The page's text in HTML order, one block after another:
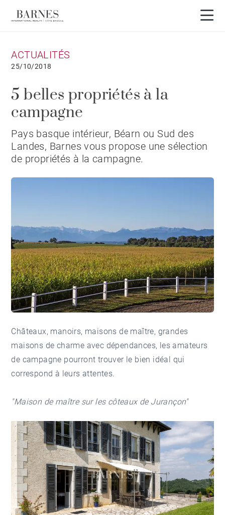
ACTUALITÉS
25/10/2018
5 belles propriétés à la
campagne
Pays basque intérieur, Béarn ou Sud des
Landes, Barnes vous propose une sélection
de propriétés à la campagne.
Châteaux, manoirs, maisons de maître, grandes
maisons de charme avec dépendances, les amateurs
de campagne pourront trouver le bien idéal qui
correspond à leurs attentes.
"Maison de maître sur les côteaux de Jurançon"